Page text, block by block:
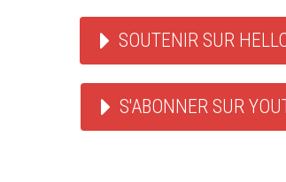
SOUTENIR SUR
S'ABONNER SUR